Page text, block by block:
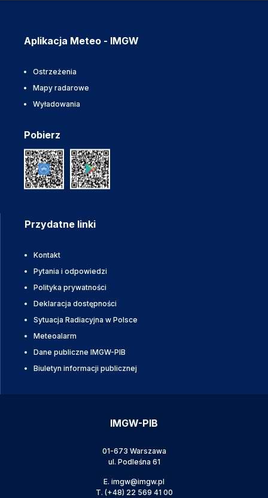
Aplikacja Meteo - IMGW
Ostrzeżenia
Mapy radarowe
Wyładowania
Pobierz
Przydatne linki
Kontakt
Pytania i odpowiedzi
Polityka prywatności
Deklaracja dostępności
Sytuacja Radiacyjna w Polsce
Meteoalarm
Dane publiczne IMGW-PIB
Biuletyn informacji publicznej
IMGW-PIB
01-673 Warszawa
ul. Podleśna 61
E. imgw@imgw.pl
T. (+48) 22 569 41 00